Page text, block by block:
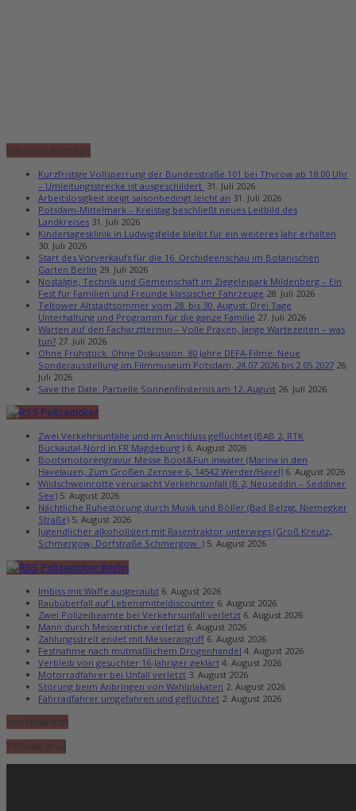
Neueste Beiträge
Kurzfristige Vollsperrung der Bundesstraße 101 bei Thyrow ab 18:00 Uhr
– Umleitungsstrecke ist ausgeschildert 31. Juli 2026
Arbeitslosigkeit steigt saisonbedingt leicht an 31. Juli 2026
Potsdam-Mittelmark – Kreistag beschließt neues Leitbild des
Landkreises 31. Juli 2026
Kindertagesklinik in Ludwigsfelde bleibt für ein weiteres Jahr erhalten
30. Juli 2026
Start des Vorverkaufs für die 16. Orchideenschau im Botanischen
Garten Berlin 29. Juli 2026
Nostalgie, Technik und Gemeinschaft im Ziegeleipark Mildenberg – Ein
Fest für Familien und Freunde klassischer Fahrzeuge 28. Juli 2026
Teltower Altstadtsommer vom 28. bis 30. August: Drei Tage
Unterhaltung und Programm für die ganze Familie 27. Juli 2026
Warten auf den Facharzttermin – Volle Praxen, lange Wartezeiten – was
tun? 27. Juli 2026
Ohne Frühstück. Ohne Diskussion. 80 Jahre DEFA-Filme: Neue
Sonderausstellung im Filmmuseum Potsdam, 24.07.2026 bis 2.05.2027 26.
Juli 2026
Save the Date: Partielle Sonnenfinsternis am 12. August 26. Juli 2026
Polizeiticker
Zwei Verkehrsunfälle und im Anschluss geflüchtet (BAB 2, RTK
Buckautal-Nord in FR Magdeburg ) 6. August 2026
Bootsmotorengravur Messe Boot&Fun inwater (Marina in den
Havelauen, Zum Großen Zernsee 6, 14542 Werder/Havel) 6. August 2026
Wildschweinrotte verursacht Verkehrsunfall (B 2, Neuseddin – Seddiner
See) 5. August 2026
Nächtliche Ruhestörung durch Musik und Böller (Bad Belzig, Niemegker
Straße) 5. August 2026
Jugendlicher alkoholisiert mit Rasentraktor unterwegs (Groß Kreutz,
Schmergow, Dorfstraße Schmergow ) 5. August 2026
Polizeiticker Berlin
Imbiss mit Waffe ausgeraubt 6. August 2026
Raubüberfall auf Lebensmitteldiscounter 6. August 2026
Zwei Polizeibeamte bei Verkehrsunfall verletzt 6. August 2026
Mann durch Messerstiche verletzt 6. August 2026
Zahlungsstreit endet mit Messerangriff 6. August 2026
Festnahme nach mutmaßlichem Drogenhandel 4. August 2026
Verbleib von gesuchter 16-Jähriger geklärt 4. August 2026
Motorradfahrer bei Unfall verletzt 3. August 2026
Störung beim Anbringen von Wahlplakaten 2. August 2026
Fahrradfahrer umgefahren und geflüchtet 2. August 2026
Amtsplausch
TeltowKanal